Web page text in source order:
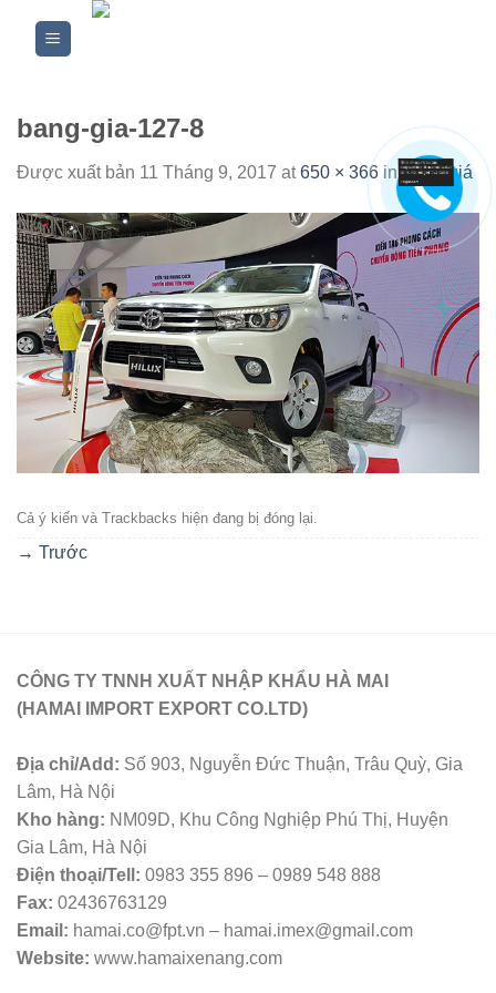
bang-gia-127-8
Được xuất bản 11 Tháng 9, 2017 at650 × 366 inBảng giá
Cả ý kiến ​​và Trackbacks hiện đang bị đóng lại.
→ Trước
CÔNG TY TNNH XUẤT NHẬP KHẨU HÀ MAI
(HAMAI IMPORT EXPORT CO.LTD)
Địa chỉ/Add: Số 903, Nguyễn Đức Thuận, Trâu Quỳ, Gia
Lâm, Hà Nội
Kho hàng: NM09D, Khu Công Nghiệp Phú Thị, Huyện
Gia Lâm, Hà Nội
Điện thoại/Tell: 0983 355 896 – 0989 548 888
Fax: 02436763129
Email: hamai.co@fpt.vn – hamai.imex@gmail.com
Website: www.hamaixenang.com